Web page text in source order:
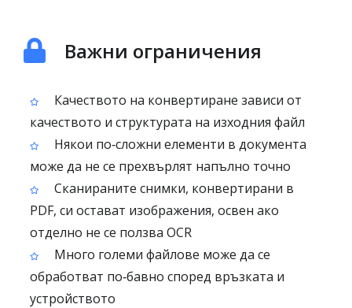
Важни ограничения
Качеството на конвертиране зависи от
качеството и структурата на изходния файл
Някои по‑сложни елементи в документа
може да не се прехвърлят напълно точно
Сканираните снимки, конвертирани в
PDF, си остават изображения, освен ако
отделно не се ползва OCR
Много големи файлове може да се
обработват по‑бавно според връзката и
устройството